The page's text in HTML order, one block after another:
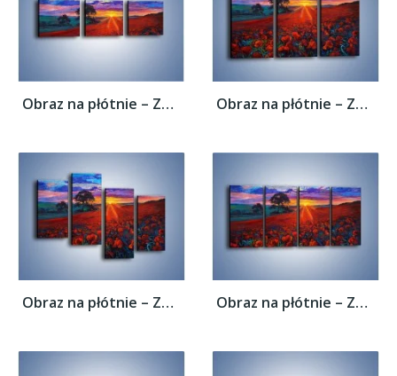
Obraz na płótnie – Zachód słońca nad... Obraz na płótnie – Zachód słońca nad...
Obraz na płótnie – Zachód słońca nad... Obraz na płótnie – Zachód słońca nad...